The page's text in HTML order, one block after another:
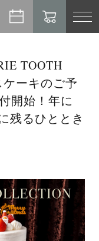
TOOTH
ーキのご予
開始！年に
残るひととき